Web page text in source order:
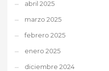
abril 2025
marzo 2025
febrero 2025
enero 2025
diciembre 2024